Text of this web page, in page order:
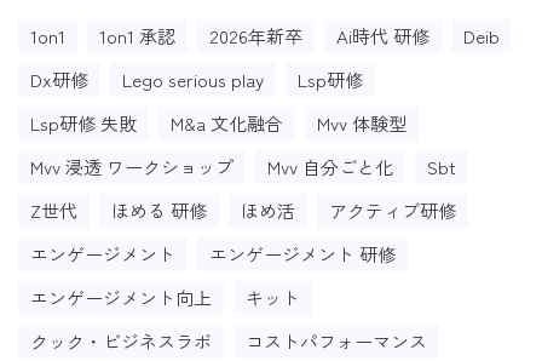
1on1 1on1 承認 2026年新卒 Ai時代 研修
Deib
Dx研修
Lego serious play
Lsp研修
Lsp研修 失敗
M&a 文化融合
Mvv 体験型
Mvv 浸透 ワークショップ
Mvv 自分ごと化
Sbt
Z世代
ほめる 研修 ほめ活
アクティブ研修
エンゲージメント
エンゲージメント 研修
エンゲージメント向上
キット
クック・ビジネスラボ
コストパフォーマンス